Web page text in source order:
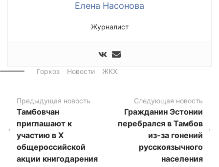
Елена Насонова
Журналист
Горхоз Новости ЖКХ
Предыдущая новость
Тамбовчан
приглашают к
участию в Х
общероссийской
акции книгодарения
Следующая новость
Гражданин Эстонии
перебрался в Тамбов
из-за гонений
русскоязычного
населения